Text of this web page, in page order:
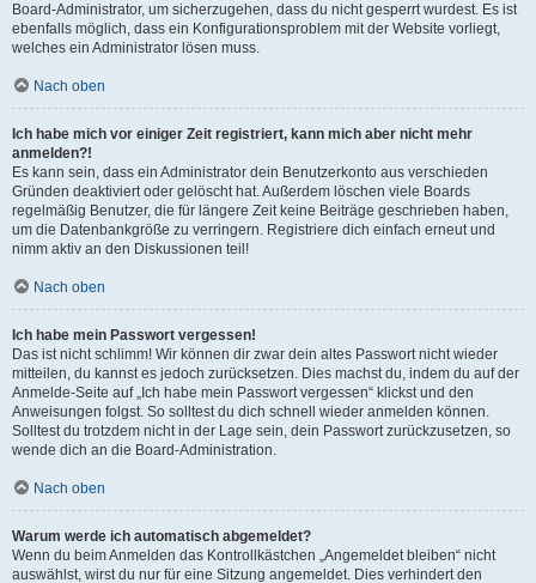
Board-Administrator, um sicherzugehen, dass du nicht gesperrt wurdest. Es ist
ebenfalls möglich, dass ein Konfigurationsproblem mit der Website vorliegt,
welches ein Administrator lösen muss.
Nach oben
Ich habe mich vor einiger Zeit registriert, kann mich aber nicht mehr
anmelden?!
Es kann sein, dass ein Administrator dein Benutzerkonto aus verschieden
Gründen deaktiviert oder gelöscht hat. Außerdem löschen viele Boards
regelmäßig Benutzer, die für längere Zeit keine Beiträge geschrieben haben,
um die Datenbankgröße zu verringern. Registriere dich einfach erneut und
nimm aktiv an den Diskussionen teil!
Nach oben
Ich habe mein Passwort vergessen!
Das ist nicht schlimm! Wir können dir zwar dein altes Passwort nicht wieder
mitteilen, du kannst es jedoch zurücksetzen. Dies machst du, indem du auf der
Anmelde-Seite auf „Ich habe mein Passwort vergessen“ klickst und den
Anweisungen folgst. So solltest du dich schnell wieder anmelden können.
Solltest du trotzdem nicht in der Lage sein, dein Passwort zurückzusetzen, so
wende dich an die Board-Administration.
Nach oben
Warum werde ich automatisch abgemeldet?
Wenn du beim Anmelden das Kontrollkästchen „Angemeldet bleiben“ nicht
auswählst, wirst du nur für eine Sitzung angemeldet. Dies verhindert den